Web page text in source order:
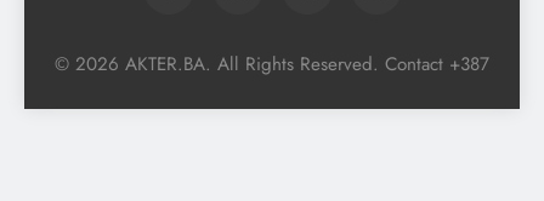
© 2026 AKTER.BA. All Rights Reserved. Contact +387